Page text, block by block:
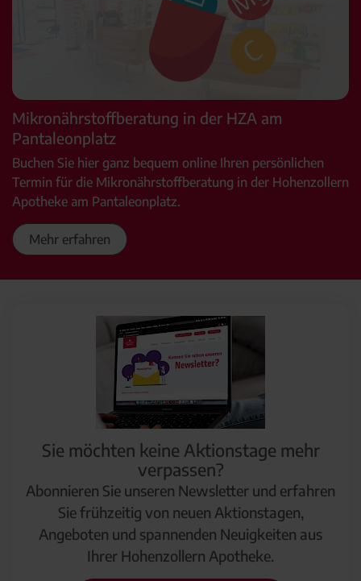
Mikronährstoffberatung in der HZA am
Pantaleonplatz
Buchen Sie hier ganz bequem online Ihren persönlichen
Termin für die Mikronährstoffberatung in der Hohenzollern
Apotheke am Pantaleonplatz.
Mehr erfahren
Sie möchten keine Aktionstage mehr
verpassen?
Abonnieren Sie unseren Newsletter und erfahren
Sie frühzeitig von neuen Aktionstagen,
Angeboten und spannenden Neuigkeiten aus
Ihrer Hohenzollern Apotheke.